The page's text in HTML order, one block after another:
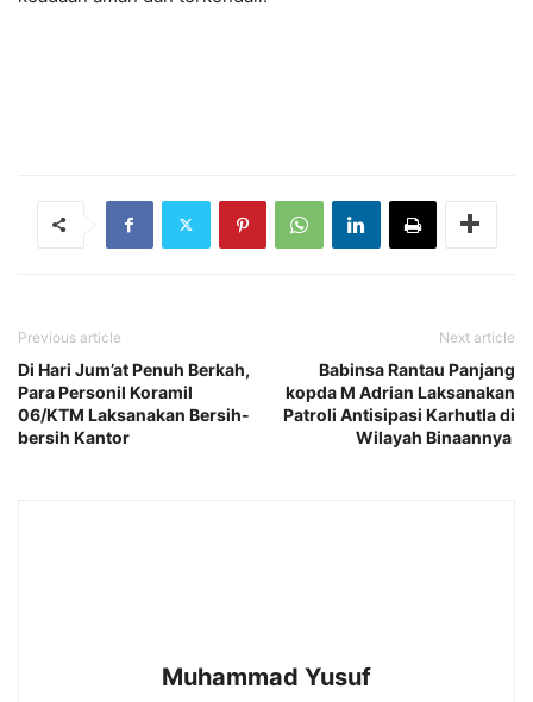
Previous article
Di Hari Jum’at Penuh Berkah,
Para Personil Koramil
06/KTM Laksanakan Bersih-
bersih Kantor
Next article
Babinsa Rantau Panjang
kopda M Adrian Laksanakan
Patroli Antisipasi Karhutla di
Wilayah Binaannya
Muhammad Yusuf